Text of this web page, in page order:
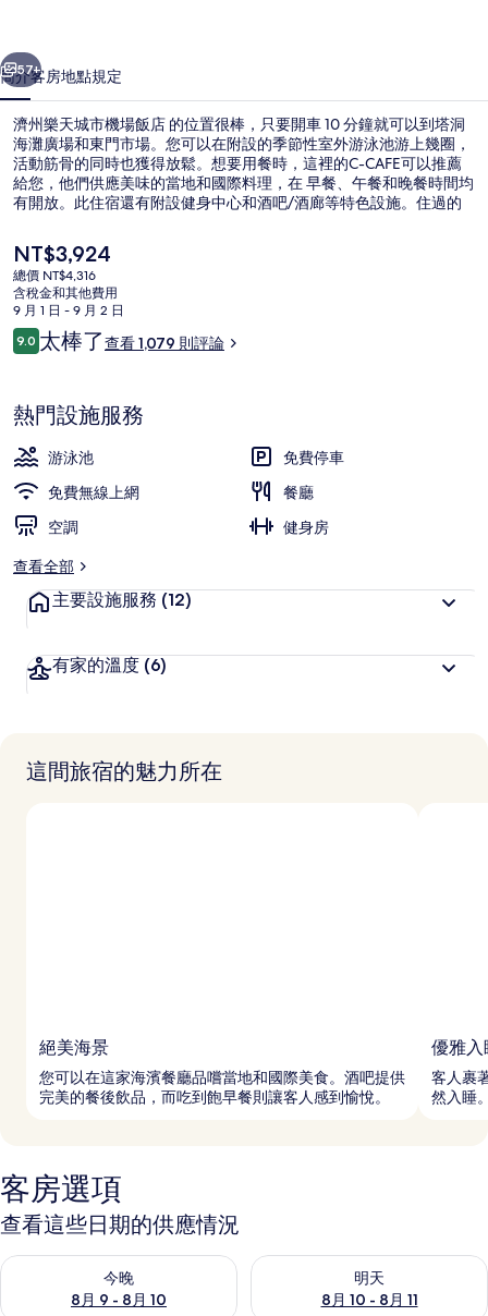
場
飯
店
的
相
片
集
個 下一個
57+
簡介客房地點規定
濟州樂天城市機場飯店 的位置很棒，只要開車 10 分鐘就可以到塔洞
海灘廣場和東門市場。您可以在附設的季節性室外游泳池游上幾圈，
活動筋骨的同時也獲得放鬆。想要用餐時，這裡的C-CAFE可以推薦
給您，他們供應美味的當地和國際料理，在 早餐、午餐和晚餐時間均
有開放。此住宿還有附設健身中心和酒吧/酒廊等特色設施。住過的
目
前
的
價
格
是
NT$3,924
總價 NT$4,316
含稅金和其他費用
9 月 1 日 - 9 月 2 日
評
論
9.09.0 分，滿分 10 分，
太棒了查看 1,079 則評論
熱門設施服務
游泳池
免費停車
免費無線上網
餐廳
空調
健身房
查看全部
主要設施服務 (12)
有家的溫度 (6)
這間旅宿的魅力所在
絕美海景
您可以在這家海濱餐廳品嚐當地和國際美食。酒吧提供
完美的餐後飲品，而吃到飽早餐則讓客人感到愉悅。
優雅入
客人裹
然入睡
客房選項
查看這些日期的供應情況
今晚
8月 9 - 8月 10
查看今晚 (8月 9 - 8月 10) 的供應情況
明天
8月 10 - 8月 11
查看明天 (8月 10 - 8月 11) 的